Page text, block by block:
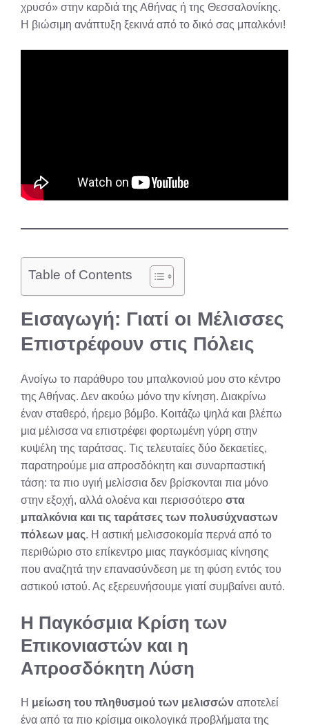
χρυσό» στην καρδιά της Αθήνας ή της Θεσσαλονίκης.
Η βιώσιμη ανάπτυξη ξεκινά από το δικό σας μπαλκόνι!
Table of Contents
Εισαγωγή: Γιατί οι Μέλισσες
Επιστρέφουν στις Πόλεις
Ανοίγω το παράθυρο του μπαλκονιού μου στο κέντρο
της Αθήνας. Δεν ακούω μόνο την κίνηση. Διακρίνω
έναν σταθερό, ήρεμο βόμβο. Κοιτάζω ψηλά και βλέπω
μια μέλισσα να επιστρέφει φορτωμένη γύρη στην
κυψέλη της ταράτσας. Τις τελευταίες δύο δεκαετίες,
παρατηρούμε μια απροσδόκητη και συναρπαστική
τάση: τα πιο υγιή μελίσσια δεν βρίσκονται πια μόνο
στην εξοχή, αλλά ολοένα και περισσότερο στα
μπαλκόνια και τις ταράτσες των πολυσύχναστων
πόλεων μας. H αστική μελισσοκομία περνά από το
περιθώριο στο επίκεντρο μιας παγκόσμιας κίνησης
που αναζητά την επανασύνδεση με τη φύση εντός του
αστικού ιστού. Ας εξερευνήσουμε γιατί συμβαίνει αυτό.
Η Παγκόσμια Κρίση των
Επικονιαστών και η
Απροσδόκητη Λύση
Η μείωση του πληθυσμού των μελισσών αποτελεί
ένα από τα πιο κρίσιμα οικολογικά προβλήματα της